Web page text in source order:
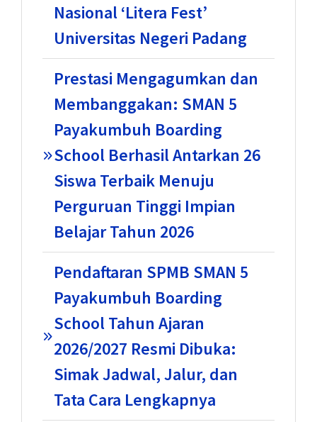
Nasional ‘Litera Fest’
Universitas Negeri Padang
Prestasi Mengagumkan dan
Membanggakan: SMAN 5
Payakumbuh Boarding
School Berhasil Antarkan 26
Siswa Terbaik Menuju
Perguruan Tinggi Impian
Belajar Tahun 2026
Pendaftaran SPMB SMAN 5
Payakumbuh Boarding
School Tahun Ajaran
2026/2027 Resmi Dibuka:
Simak Jadwal, Jalur, dan
Tata Cara Lengkapnya